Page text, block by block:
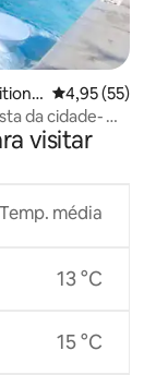
/ 4,95 de uma
4,95 (55)
da cidade-
visitar
Temp. média
13 °C
15 °C